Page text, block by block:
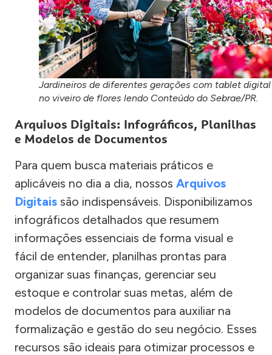
Jardineiros de diferentes gerações com tablet digital
no viveiro de flores lendo Conteúdo do Sebrae/PR.
Arquivos Digitais: Infográficos, Planilhas
e Modelos de Documentos
Para quem busca materiais práticos e
aplicáveis no dia a dia, nossos Arquivos
Digitais são indispensáveis. Disponibilizamos
infográficos detalhados que resumem
informações essenciais de forma visual e
fácil de entender, planilhas prontas para
organizar suas finanças, gerenciar seu
estoque e controlar suas metas, além de
modelos de documentos para auxiliar na
formalização e gestão do seu negócio. Esses
recursos são ideais para otimizar processos e